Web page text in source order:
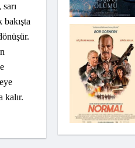
kalır.